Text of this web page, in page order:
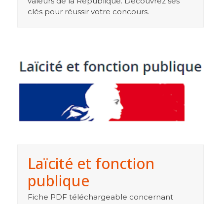
clés pour réussir votre concours.
Laïcité et fonction
publique
Fiche PDF téléchargeable concernant